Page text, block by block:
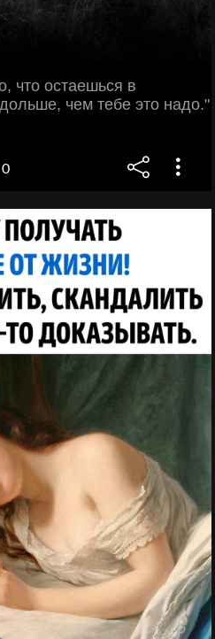
что остаешься в
чем тебе это надо."
0